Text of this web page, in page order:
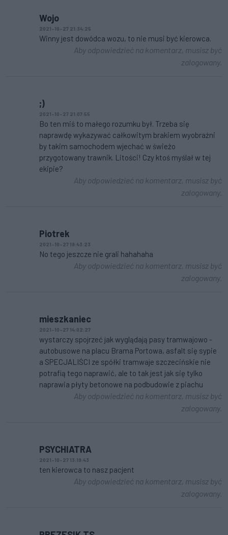
Wojo
2021-10-27 21:34:25
Winny jest dowódca wozu, to nie musi być kierowca.
Aby odpowiedzieć na komentarz, musisz być
zalogowany.
;)
2021-10-27 21:07:55
Bo ten miś to małego rozumku był. Trzeba się
naprawdę wykazywać całkowitym brakiem wyobraźni
by takim samochodem wjechać w świeżo
przygotowany trawnik. Litości! Czy ktoś myślał w tej
ekipie?
Aby odpowiedzieć na komentarz, musisz być
zalogowany.
Piotrek
2021-10-27 19:43:23
No tego jeszcze nie grali hahahaha
Aby odpowiedzieć na komentarz, musisz być
zalogowany.
mieszkaniec
2021-10-27 14:02:27
wystarczy spojrzeć jak wyglądają pasy tramwajowo -
autobusowe na placu Brama Portowa, asfalt się sypie
a SPECJALIŚCI ze spółki tramwaje szczecińskie nie
potrafią tego naprawić, ale to tak jest jak się tylko
naprawia płyty betonowe na podbudowie z piachu
Aby odpowiedzieć na komentarz, musisz być
zalogowany.
PSYCHIATRA
2021-10-27 13:19:43
ten kierowca to nasz pacjent
Aby odpowiedzieć na komentarz, musisz być
zalogowany.